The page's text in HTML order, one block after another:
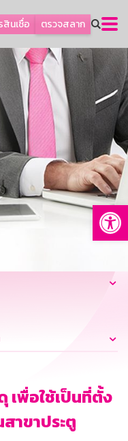
นเชื่อ ตรวจสลาก
เพื่อใช้เป็นที่ตั้ง
าขาประตู